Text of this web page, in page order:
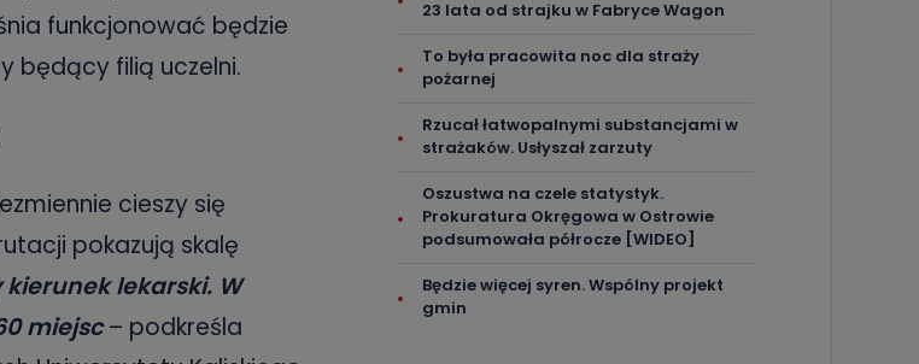
funkcjonować będzie
będący filią uczelni.
cieszy się
pokazują skalę
lekarski. W
miejsc– podkreśla
23 lata od strajku w Fabryce Wagon
To była pracowita noc dla straży
pożarnej
Rzucał łatwopalnymi substancjami w
strażaków. Usłyszał zarzuty
Oszustwa na czele statystyk.
Prokuratura Okręgowa w Ostrowie
podsumowała półrocze [WIDEO]
Będzie więcej syren. Wspólny projekt
gmin